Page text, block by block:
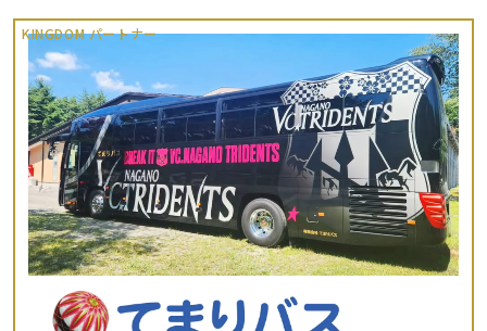
KINGDOM パートナー